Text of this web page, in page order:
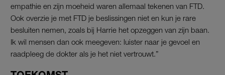
empathie en zijn moeheid waren allemaal tekenen van FTD.
Ook overzie je met FTD je beslissingen niet en kun je rare
besluiten nemen, zoals bij Harrie het opzeggen van zijn baan.
Ik wil mensen dan ook meegeven: luister naar je gevoel en
raadpleeg de dokter als je het niet vertrouwt.”